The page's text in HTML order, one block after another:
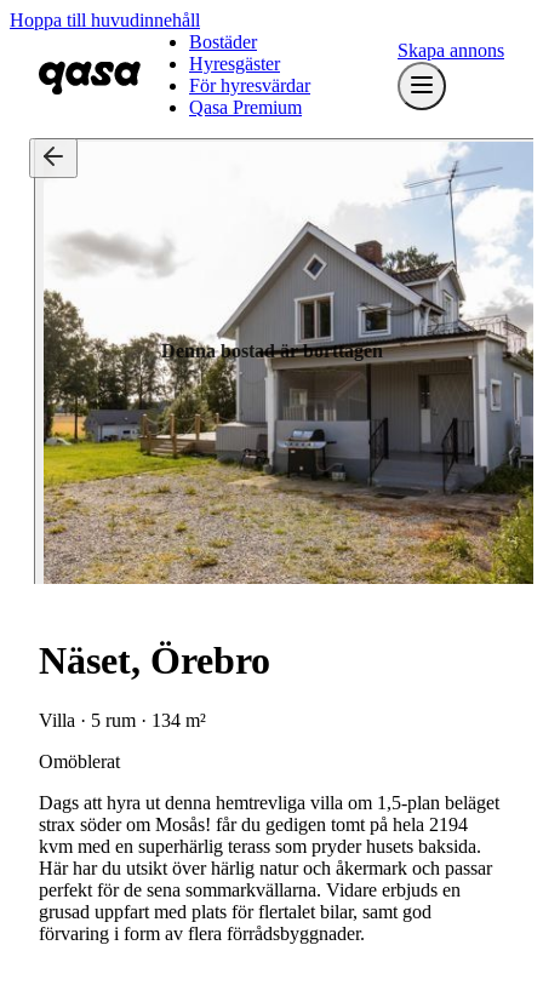
Hoppa till huvudinnehåll
Bostäder
Hyresgäster
För hyresvärdar
Qasa Premium
Skapa annons
Denna bostad är borttagen
Näset, Örebro
Villa · 5 rum · 134 m²
Omöblerat
Dags att hyra ut denna hemtrevliga villa om 1,5-plan beläget
strax söder om Mosås! får du gedigen tomt på hela 2194
kvm med en superhärlig terass som pryder husets baksida.
Här har du utsikt över härlig natur och åkermark och passar
perfekt för de sena sommarkvällarna. Vidare erbjuds en
grusad uppfart med plats för flertalet bilar, samt god
förvaring i form av flera förrådsbyggnader.